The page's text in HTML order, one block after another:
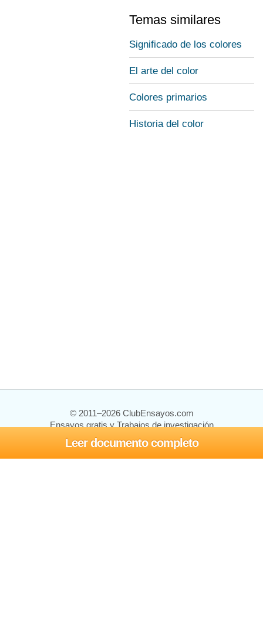
Leer documento completo
Temas similares
Significado de los colores
El arte del color
Colores primarios
Historia del color
© 2011–2026 ClubEnsayos.com
Ensayos gratis y Trabajos de investigación